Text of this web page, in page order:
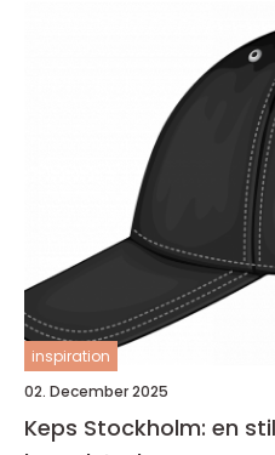
inspiration
02. December 2025
Keps Stockholm: en